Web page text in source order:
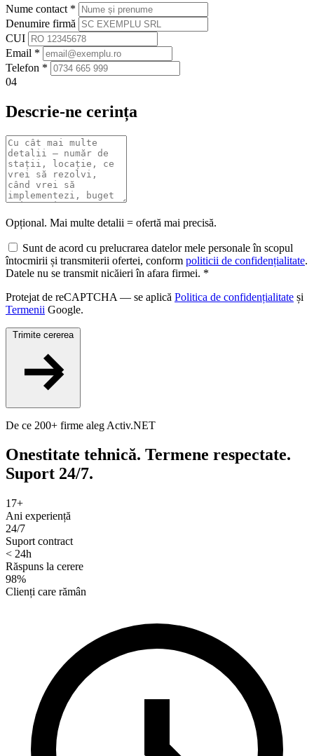
Nume contact *
Denumire firmă
CUI
Email *
Telefon *
04
Descrie-ne cerința
Opțional. Mai multe detalii = ofertă mai precisă.
Sunt de acord cu prelucrarea datelor mele personale în scopul
întocmirii și transmiterii ofertei, conform politicii de confidențialitate.
Datele nu se transmit nicăieri în afara firmei. *
Protejat de reCAPTCHA — se aplică Politica de confidențialitate și
Termenii Google.
Trimite cererea
De ce 200+ firme aleg Activ.NET
Onestitate tehnică. Termene respectate.
Suport 24/7.
17+
Ani experiență
24/7
Suport contract
< 24h
Răspuns la cerere
98%
Clienți care rămân